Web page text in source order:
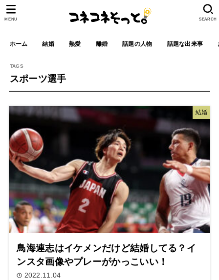
ホーム 結婚 熱愛 離婚 話題の人物 話題な出来事
SEARCH
MENU
スポーツ選手
結婚
鳥海連志はイケメンだけど結婚してる？イ
ンスタ画像やプレーがかっこいい！
2022.11.04